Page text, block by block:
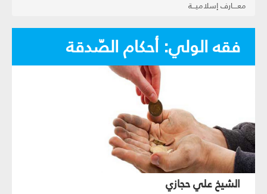
معــــارف إسلاميـــة
فقه الولي: أحكام الصّدقة
الشيخ علي حجازي